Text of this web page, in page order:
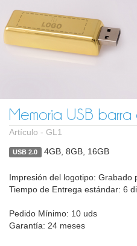
Memoria USB
Artículo - GL1
USB 2.0 4GB, 8GB, 16GB
Impresión del logotipo: Grabado
Tiempo de Entrega estándar: 6
Pedido Mínimo: 10 uds
Garantía: 24 meses